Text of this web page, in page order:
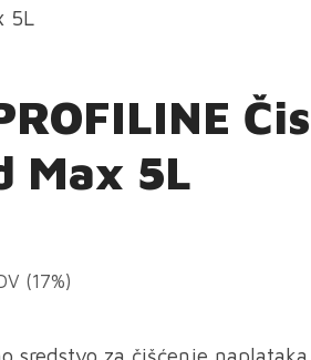
5L
Max 5L
(17%)
sredstvo za čišćenje naplataka